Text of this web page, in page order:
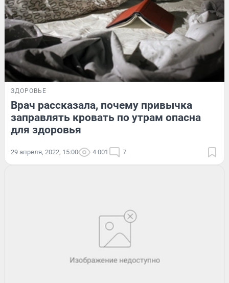
ЗДОРОВЬЕ
Врач рассказала, почему привычка
заправлять кровать по утрам опасна
для здоровья
29 апреля, 2022, 15:00 4 001 7